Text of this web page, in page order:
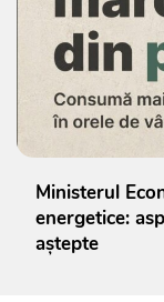
Ministerul
energetice:
aștepte